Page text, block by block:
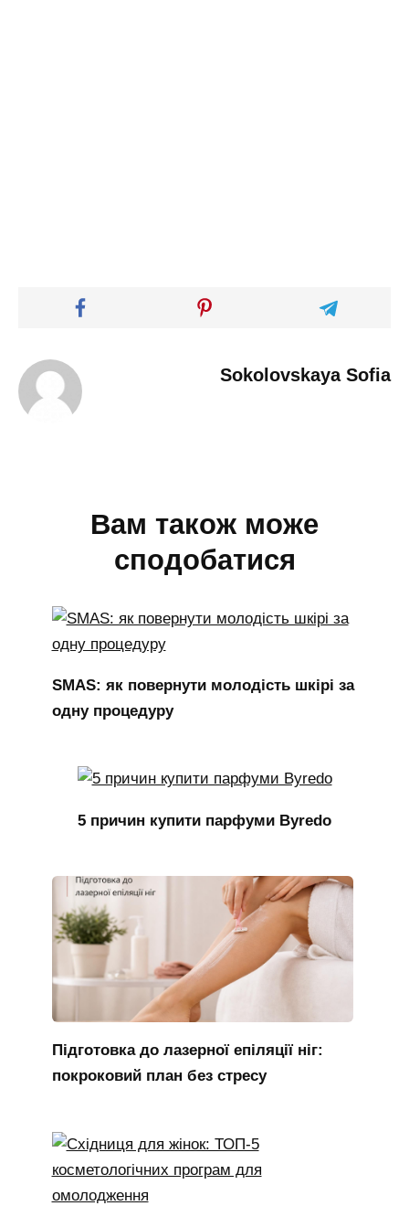
Sokolovskaya Sofia
Вам також може
сподобатися
SMAS: як повернути молодість шкірі за
одну процедуру
5 причин купити парфуми Byredo
Підготовка до лазерної епіляції ніг:
покроковий план без стресу